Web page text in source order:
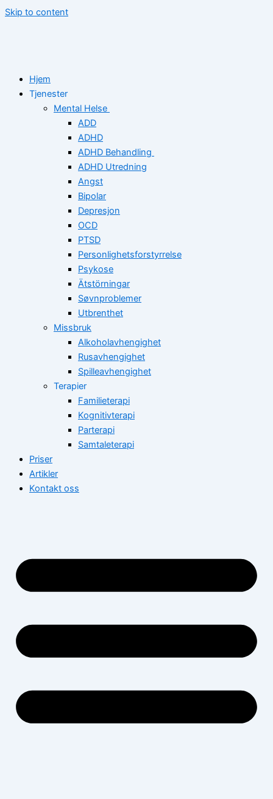
Skip to content
Hjem
Tjenester
Mental Helse
ADD
ADHD
ADHD Behandling
ADHD Utredning
Angst
Bipolar
Depresjon
OCD
PTSD
Personlighetsforstyrrelse
Psykose
Ätstörningar
Søvnproblemer
Utbrenthet
Missbruk
Alkoholavhengighet
Rusavhengighet
Spilleavhengighet
Terapier
Familieterapi
Kognitivterapi
Parterapi
Samtaleterapi
Priser
Artikler
Kontakt oss